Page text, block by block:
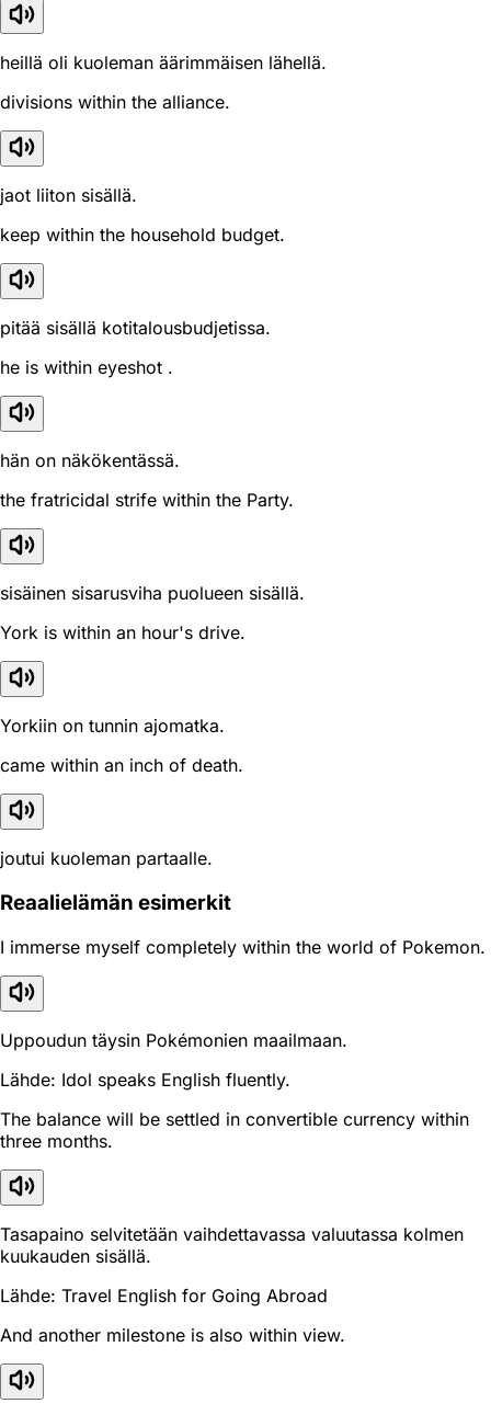
heillä oli kuoleman äärimmäisen lähellä.
divisions within the alliance.
jaot liiton sisällä.
keep within the household budget.
pitää sisällä kotitalousbudjetissa.
he is within eyeshot .
hän on näkökentässä.
the fratricidal strife within the Party.
sisäinen sisarusviha puolueen sisällä.
York is within an hour's drive.
Yorkiin on tunnin ajomatka.
came within an inch of death.
joutui kuoleman partaalle.
Reaali­elämän esimerkit
I immerse myself completely within the world of Pokemon.
Uppoudun täysin Pokémonien maailmaan.
Lähde: Idol speaks English fluently.
The balance will be settled in convertible currency within
three months.
Tasapaino selvitetään vaihdettavassa valuutassa kolmen
kuukauden sisällä.
Lähde: Travel English for Going Abroad
And another milestone is also within view.